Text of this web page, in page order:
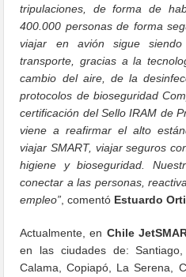
tripulaciones, de forma de
400.000 personas de forma
viajar en avión sigue
transporte, gracias a la
cambio del aire, de la
protocolos de bioseguridad
certificación del Sello IRAM de
viene a reafirmar el alto
viajar SMART, viajar seguros
higiene y bioseguridad.
conectar a las personas,
empleo” , comentó Estuardo
Actualmente, en Chile
en las ciudades de: Santiago,
Calama, Copiapó, La Serena,